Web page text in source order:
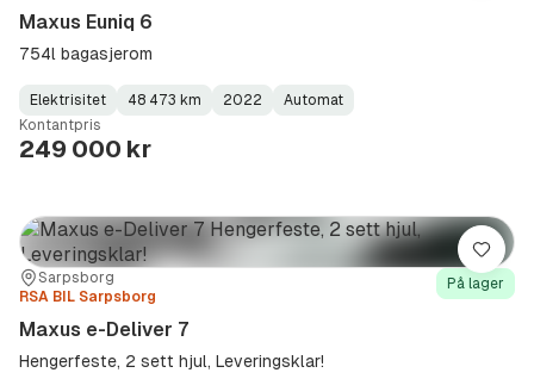
Maxus Euniq 6
754l bagasjerom
Fuel
Type:
Elektrisitet
Kilometerstand:
48 473 km
Model
Year:
2022
Gearbox
Type:
Automat
Kontantpris
249 000 kr
Sted:
Sarpsborg
Forhandler:
RSA BIL Sarpsborg
På lager
Maxus e-Deliver 7
Hengerfeste, 2 sett hjul, Leveringsklar!
Lagre